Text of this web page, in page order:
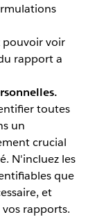
pouvoir voir
rapport a
toutes
un
crucial
N'incluez les
que
et
rapports.